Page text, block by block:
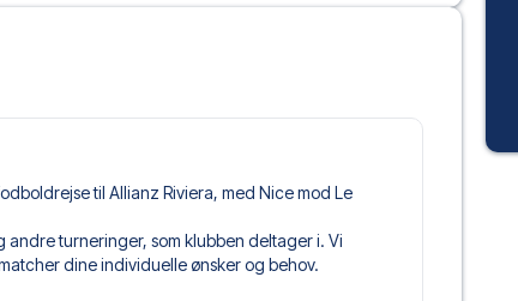
til Allianz Riviera, med Nice mod Le
andre turneringer, som klubben deltager i. Vi
dine individuelle ønsker og behov.